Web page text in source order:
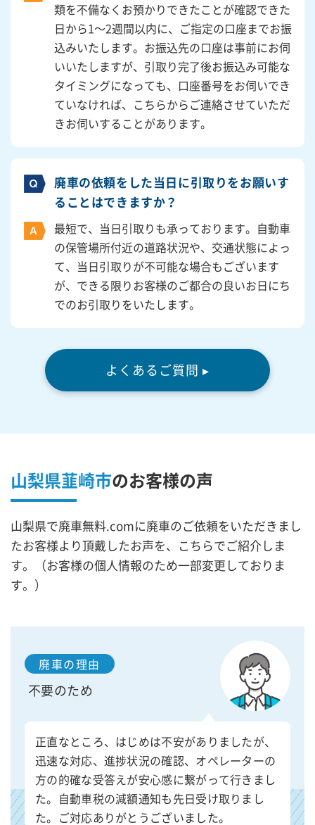
類を不備なくお預かりできたことが確認できた
日から1～2週間以内に、ご指定の口座までお振
込みいたします。お振込先の口座は事前にお伺
いいたしますが、引取り完了後お振込み可能な
タイミングになっても、口座番号をお伺いでき
ていなければ、こちらからご連絡させていただ
きお伺いすることがあります。
廃車の依頼をした当日に引取りをお願いす
ることはできますか？
最短で、当日引取りも承っております。自動車
の保管場所付近の道路状況や、交通状態によっ
て、当日引取りが不可能な場合もございます
が、できる限りお客様のご都合の良いお日にち
でのお引取りをいたします。
よくあるご質問 ▸
山梨県韮崎市のお客様の声
山梨県で廃車無料.comに廃車のご依頼をいただきまし
たお客様より頂戴したお声を、こちらでご紹介しま
す。（お客様の個人情報のため一部変更しておりま
す。）
廃車の理由
不要のため
正直なところ、はじめは不安がありましたが、
迅速な対応、進捗状況の確認、オペレーターの
方の的確な受答えが安心感に繋がって行きまし
た。自動車税の減額通知も先日受け取りまし
た。ご対応ありがとうございました。